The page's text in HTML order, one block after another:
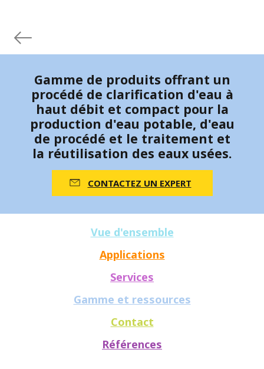
Gamme de produits offrant un
procédé de clarification d'eau à
haut débit et compact pour la
production d'eau potable, d'eau
de procédé et le traitement et
la réutilisation des eaux usées.
CONTACTEZ UN EXPERT
Vue d'ensemble
Applications
Services
Gamme et ressources
Contact
Références